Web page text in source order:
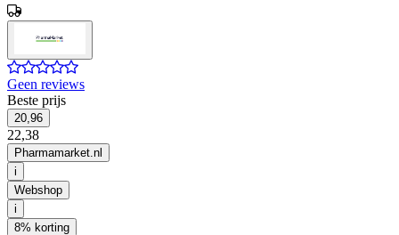
Geen reviews
Beste prijs
20,96
22,38
Pharmamarket.nl
i
Webshop
i
8% korting